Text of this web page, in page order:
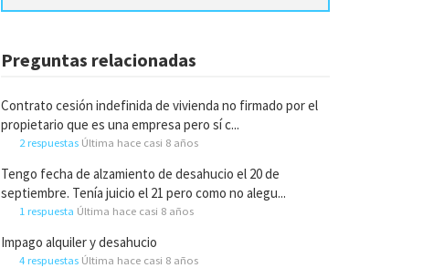
Preguntas relacionadas
Contrato cesión indefinida de vivienda no firmado por el
propietario que es una empresa pero sí c...
2 respuestas Última hace casi 8 años
Tengo fecha de alzamiento de desahucio el 20 de
septiembre. Tenía juicio el 21 pero como no alegu...
1 respuesta Última hace casi 8 años
Impago alquiler y desahucio
4 respuestas Última hace casi 8 años